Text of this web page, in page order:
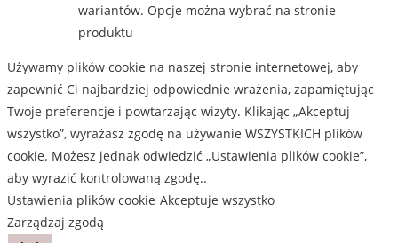
wariantów. Opcje można wybrać na stronie
produktu
Używamy plików cookie na naszej stronie internetowej, aby
zapewnić Ci najbardziej odpowiednie wrażenia, zapamiętując
Twoje preferencje i powtarzając wizyty. Klikając „Akceptuj
wszystko”, wyrażasz zgodę na używanie WSZYSTKICH plików
cookie. Możesz jednak odwiedzić „Ustawienia plików cookie”,
aby wyrazić kontrolowaną zgodę..
Ustawienia plików cookie Akceptuje wszystko
Zarządzaj zgodą